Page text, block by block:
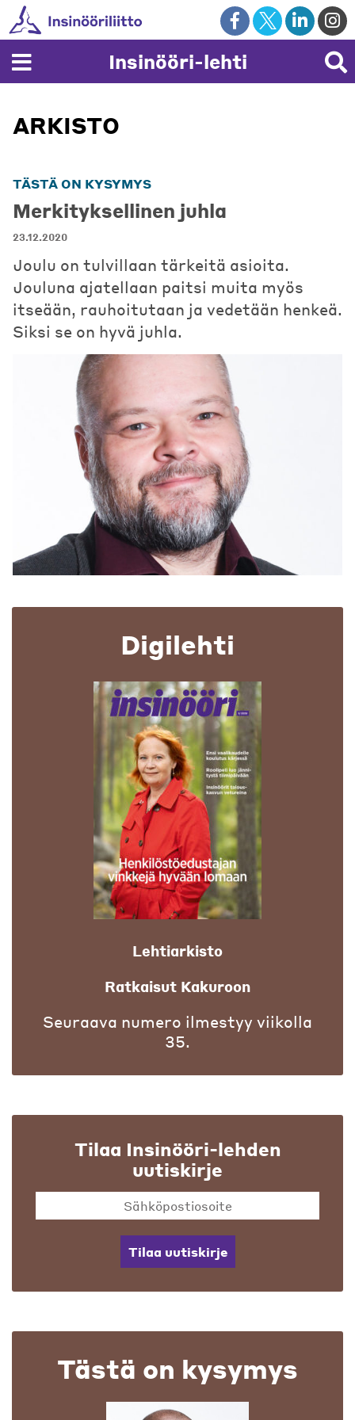
Skip
to
content
Insinööri-lehti
ARKISTO
TÄSTÄ ON KYSYMYS
Merkityksellinen juhla
23.12.2020
Joulu on tulvillaan tärkeitä asioita.
Jouluna ajatellaan paitsi muita myös
itseään, rauhoitutaan ja vedetään henkeä.
Siksi se on hyvä juhla.
Digilehti
Lehtiarkisto
Ratkaisut Kakuroon
Seuraava numero ilmestyy viikolla
35.
Tilaa Insinööri-lehden
uutiskirje
Tilaa uutiskirje
Tästä on kysymys